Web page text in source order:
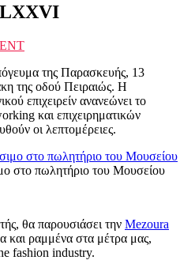
LXXVI
της Παρασκευής, 13
της οδού Πειραιώς. Η
επιχειρείν ανανεώνει το
και επιχειρηματικών
οι λεπτομέρειες.
στο πωλητήριο του Μουσείου
θα παρουσιάσει την Mezoura
και ραμμένα στα μέτρα μας,
fashion industry.